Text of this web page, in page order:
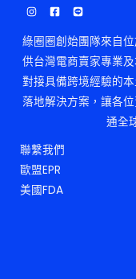
綠圈圈創始團隊來自
供台灣電商賣家專業
對接具備跨境經驗的
落地解決方案，讓各
通全
聯繫我們
歐盟EPR
美國FDA